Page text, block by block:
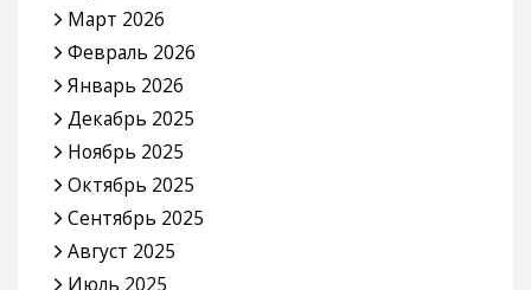
Март 2026
Февраль 2026
Январь 2026
Декабрь 2025
Ноябрь 2025
Октябрь 2025
Сентябрь 2025
Август 2025
Июль 2025